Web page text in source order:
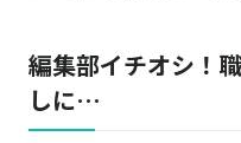
編集部イチオシ！
しに…